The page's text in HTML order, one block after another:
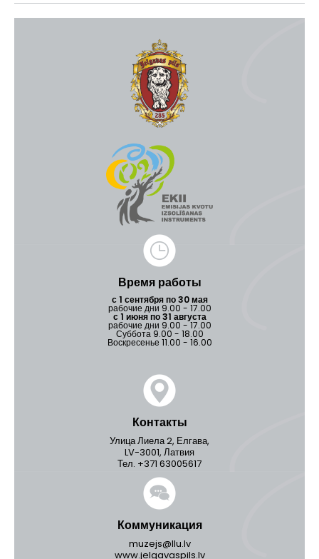
Время работы
с 1 сентября по 30 мая
рабочие дни 9.00 - 17.00
с 1 июня по 31 августа
рабочие дни 9.00 - 17.00
Суббота 9.00 - 18.00
Воскресенье 11.00 - 16.00
Контакты
Улица Лиела 2, Елгава,
LV-3001, Латвия
Тел. +371 63005617
Коммуникация
muzejs@llu.lv
www.jelgavaspils.lv